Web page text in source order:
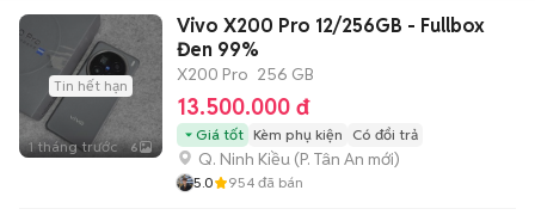
Tin hết hạn
1 tháng trước 6
Vivo X200 Pro 12/256GB - Fullbox
Đen 99%
X200 Pro 256 GB
13.500.000 đ
Giá tốt Kèm phụ kiện Có đổi trả
Q. Ninh Kiều (P. Tân An mới)
5.0 954 đã bán